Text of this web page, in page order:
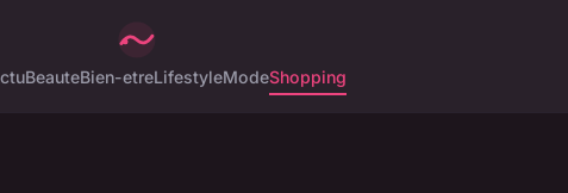
BeauteBien-etreLifestyleModeShopping